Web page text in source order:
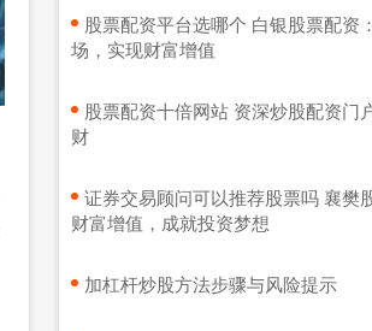
股票配资平台选哪个 白银股票配资
场，实现财富增值
股票配资十倍网站 资深炒股配资门
财
证券交易顾问可以推荐股票吗 襄樊
财富增值，成就投资梦想
​加杠杆炒股方法步骤与风险提示